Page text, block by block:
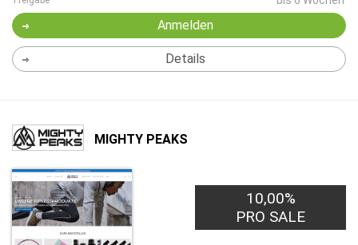
Anmelden
Details
MIGHTY PEAKS
10,00%
PRO SALE